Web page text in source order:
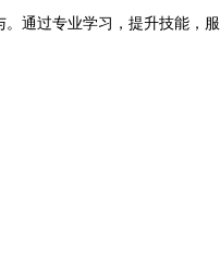
通过专业学习，提升技能，服